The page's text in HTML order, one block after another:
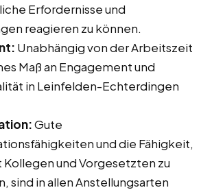
Erfordernisse und
reagieren zu können.
Unabhängig von der Arbeitszeit
Maß an Engagement und
in Leinfelden-Echterdingen
Gute
und die Fähigkeit,
und Vorgesetzten zu
sind in allen Anstellungsarten